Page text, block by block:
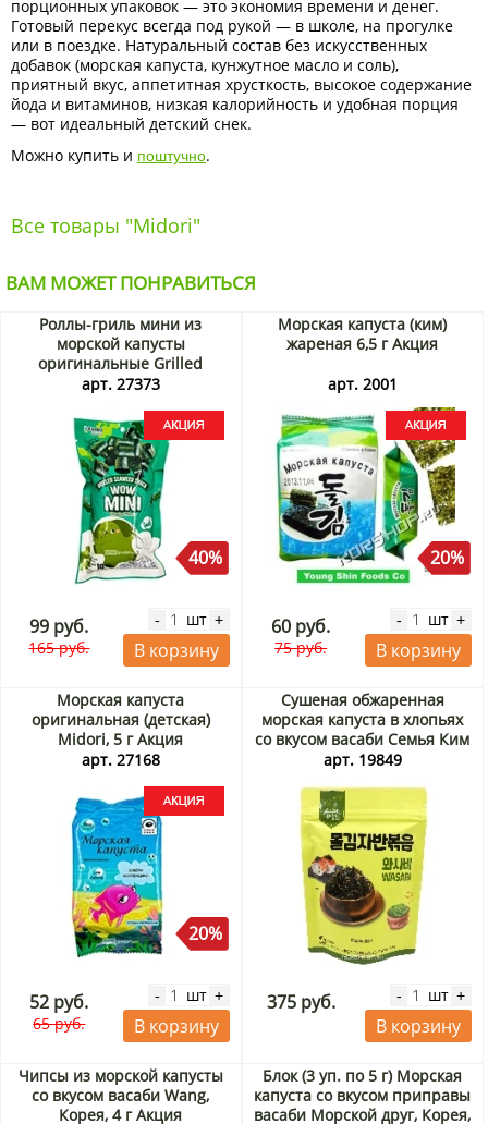
порционных упаковок — это экономия времени и денег.
Готовый перекус всегда под рукой — в школе, на прогулке
или в поездке. Натуральный состав без искусственных
добавок (морская капуста, кунжутное масло и соль),
приятный вкус, аппетитная хрусткость, высокое содержание
йода и витаминов, низкая калорийность и удобная порция
— вот идеальный детский снек.
Можно купить и поштучно.
Все товары "Midori"
ВАМ МОЖЕТ ПОНРАВИТЬСЯ
Роллы-гриль мини из
морской капусты
оригинальные Grilled
Seaweed Snack Wow Mini
Таиланд, 10 г Акция
арт. 27373
40%
99 руб.
165 руб.
- шт +
В корзину
Морская капуста (ким)
жареная 6,5 г Акция
арт. 2001
20%
60 руб.
75 руб.
- шт +
В корзину
Морская капуста
оригинальная (детская)
Midori, 5 г Акция
арт. 27168
20%
52 руб.
65 руб.
- шт +
В корзину
Сушеная обжаренная
морская капуста в хлопьях
со вкусом васаби Семья Ким
и Ли/Kim’s & Lee’s family,
арт. 19849
375 руб. - шт +
В корзину
Чипсы из морской капусты
со вкусом васаби Wang,
Корея, 4 г Акция
Блок (3 уп. по 5 г) Морская
капуста со вкусом приправы
васаби Морской друг, Корея,